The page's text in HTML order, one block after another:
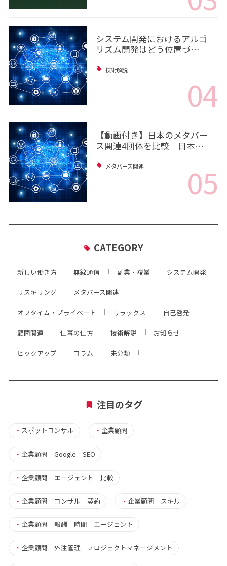
システム開発におけるアルゴ
リズム開発はどう位置づ…
技術解説
04
【動画付き】日本のメタバー
ス関連4団体を比較 日本…
メタバース関連 05
CATEGORY
新しい働き方 無線通信 副業・複業 システム開発
リスキリング メタバース関連
オフタイム・プライベート リラックス 自己啓発
顧問関連 仕事の仕方 技術解説 お知らせ
ピックアップ コラム 未分類
注目のタグ
・ スポットコンサル ・ 企業顧問
・ 企業顧問 Google SEO
・ 企業顧問 エージェント 比較
・ 企業顧問 コンサル 契約 ・ 企業顧問 スキル
・ 企業顧問 報酬 時間 エージェント
・ 企業顧問 外注管理 プロジェクトマネージメント